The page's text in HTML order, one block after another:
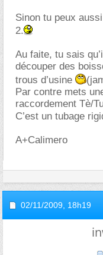
Sinon tu peux
2.
Au faite, tu sais
découper des
trous d’usine
Par contre mets
raccordement Tè/
C’est un tubage
A+Calimero
02/11/2009, 18h19